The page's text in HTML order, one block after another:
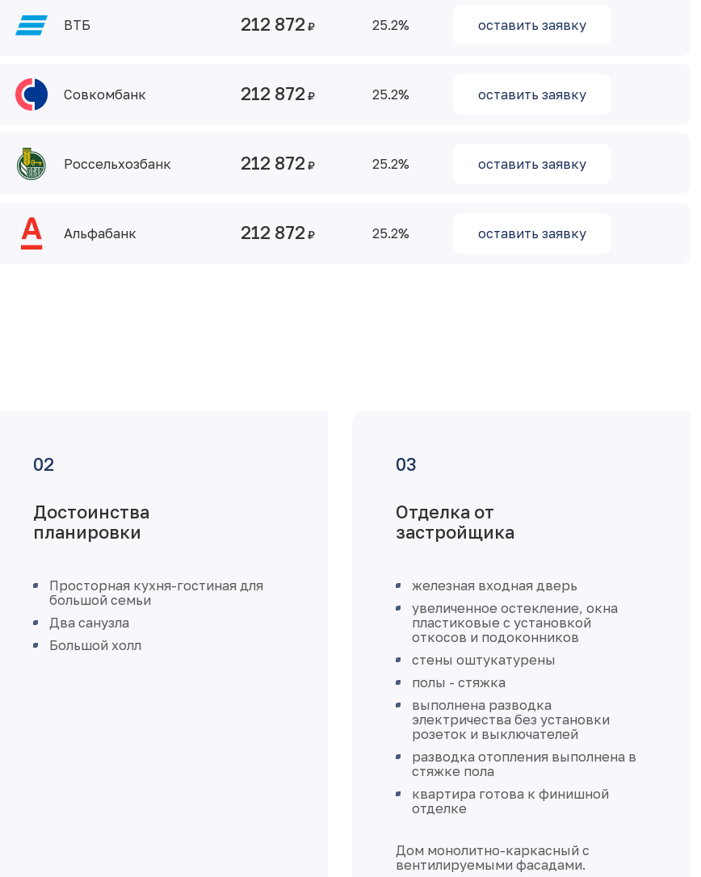
ВТБ 212 872 25.2 оставить заявку
Совкомбанк 212 872 25.2 оставить заявку
Россельхозбанк 212 872 25.2 оставить заявку
Альфабанк 212 872 25.2 оставить заявку
Достоинства
планировки
Просторная кухня-гостиная для
большой семьи
Два санузла
Большой холл
Отделка от
застройщика
железная входная дверь
увеличенное остекление, окна
пластиковые с установкой
откосов и подоконников
стены оштукатурены
полы - стяжка
выполнена разводка
электричества без установки
розеток и выключателей
разводка отопления выполнена в
стяжке пола
квартира готова к финишной
отделке
Дом монолитно-каркасный с
вентилируемыми фасадами.